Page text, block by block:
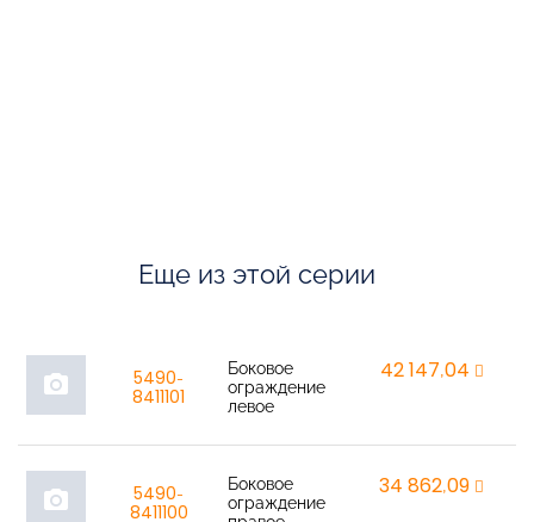
Еще из этой серии
photo_camera
5490-
8411101
Боковое
ограждение
левое
42 147,04
photo_camera
5490-
8411100
Боковое
ограждение
34 862,09